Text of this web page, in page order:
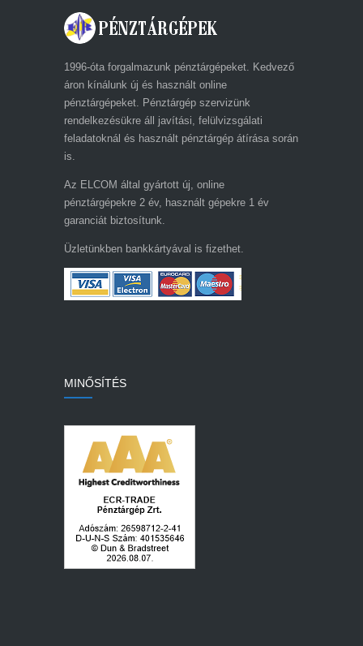
1996-óta forgalmazunk pénztárgépeket. Kedvező
áron kínálunk új és használt online
pénztárgépeket. Pénztárgép szervizünk
rendelkezésükre áll javítási, felülvizsgálati
feladatoknál és használt pénztárgép átírása során
is.
Az ELCOM által gyártott új, online
pénztárgépekre 2 év, használt gépekre 1 év
garanciát biztosítunk.
Üzletünkben bankkártyával is fizethet.
MINŐSÍTÉS